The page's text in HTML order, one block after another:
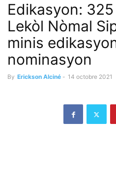
Edikasyon:
Lekòl Nòmal
minis
nominasyon
By Erickson Alciné - 14 octobre 2021